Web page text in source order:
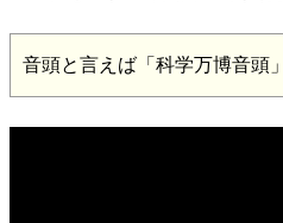
音頭と言えば「科学万博音頭